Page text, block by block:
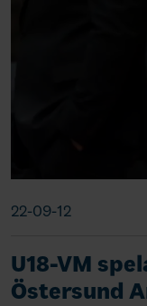
22-09-12
U18-VM
Östersund